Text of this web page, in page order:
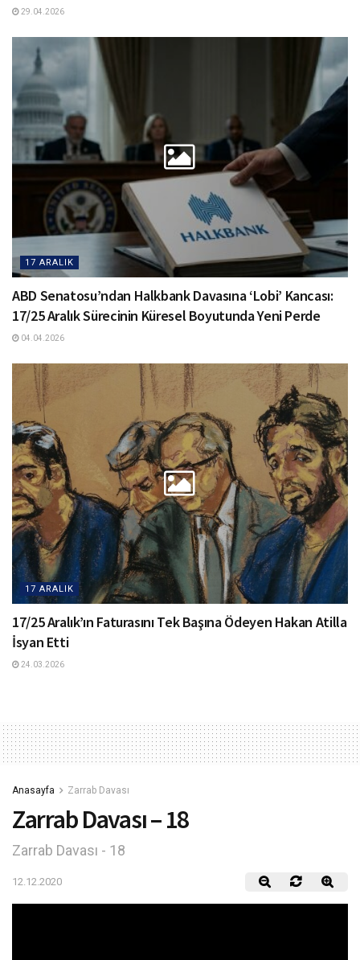
29.04.2026
17 ARALIK
ABD Senatosu’ndan Halkbank Davasına ‘Lobi’ Kancası:
17/25 Aralık Sürecinin Küresel Boyutunda Yeni Perde
04.04.2026
17 ARALIK
17/25 Aralık’ın Faturasını Tek Başına Ödeyen Hakan Atilla
İsyan Etti
24.03.2026
Anasayfa Zarrab Davası
Zarrab Davası – 18
Zarrab Davası - 18
12.12.2020